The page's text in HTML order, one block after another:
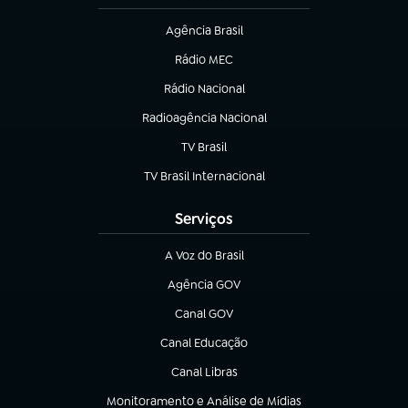
Agência Brasil
(abre em nova aba)
Rádio MEC
Rádio Nacional
(abre em nova aba)
Radioagência Nacional
(abre em nova aba)
TV Brasil
(abre em nova aba)
TV Brasil Internacional
(abre em nova aba)
Serviços
A Voz do Brasil
(abre em nova aba)
Agência GOV
(abre em nova aba)
Canal GOV
(abre em nova aba)
Canal Educação
(abre em nova aba)
Canal Libras
(abre em nova aba)
Monitoramento e Análise de Mídias